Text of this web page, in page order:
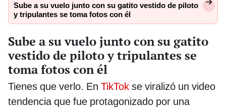
Sube a su vuelo junto con su gatito vestido de piloto
y tripulantes se toma fotos con él
Sube a su vuelo junto con su gatito
vestido de piloto y tripulantes se
toma fotos con él
Tienes que verlo. En TikTok se viralizó un video
tendencia que fue protagonizado por una